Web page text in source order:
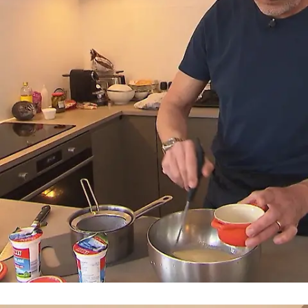
"So hat man Kölsch noch nie serviert"